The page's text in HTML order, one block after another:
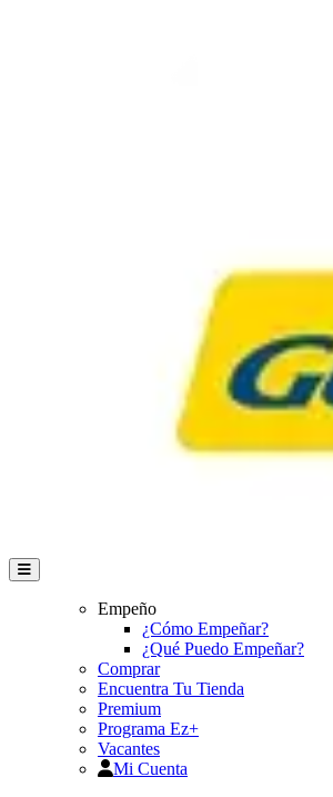
Empeño
¿Cómo Empeñar?
¿Qué Puedo Empeñar?
Comprar
Encuentra Tu Tienda
Premium
Programa Ez+
Vacantes
Mi Cuenta